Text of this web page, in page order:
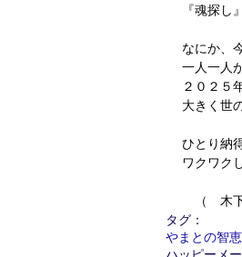
『魂探し
なにか、
一人一人
２０２５
大きく世
ひとり納
ワクワク
（　木
タグ：
やまとの智